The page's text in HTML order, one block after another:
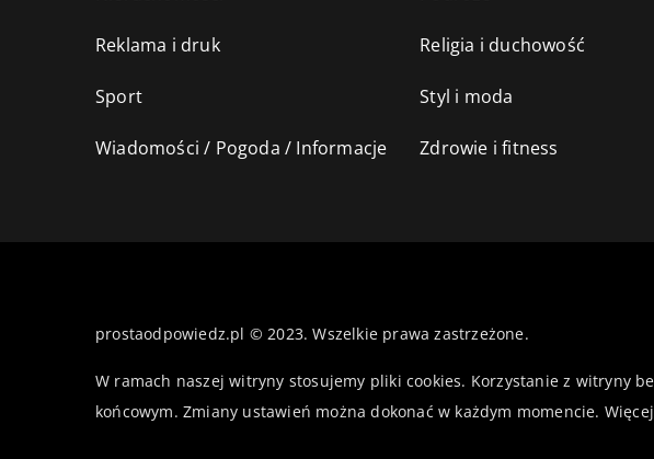
Reklama i druk Religia i duchowość
Sport Styl i moda
Wiadomości / Pogoda / Informacje Zdrowie i fitness
prostaodpowiedz.pl © 2023. Wszelkie prawa zastrzeżone.
W ramach naszej witryny stosujemy pliki cookies. Korzystanie z witryny
końcowym. Zmiany ustawień można dokonać w każdym momencie.